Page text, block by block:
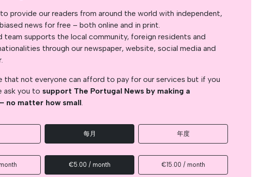
provide our readers from around the world with independent,
news for free – both online and in print.
team supports the local community, foreign residents and
through our newspaper, website, social media and
that not everyone can afford to pay for our services but if you
ask you to support The Portugal News by making a
no matter how small.
每月 年度
€5.00 / month €15.00 / month